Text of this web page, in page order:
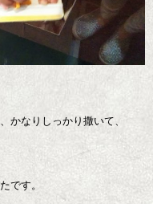
かなりしっかり撒いて、
です。